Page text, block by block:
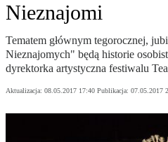
Nieznajomi
Tematem głównym tegorocznej,
Nieznajomych" będą historie
dyrektorka artystyczna festiwalu
Aktualizacja: 08.05.2017 17:40 Publikacja: 07.05.2017